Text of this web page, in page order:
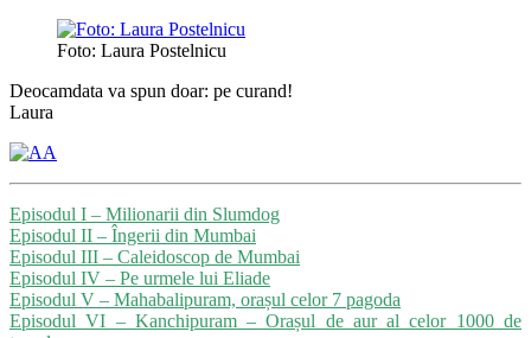
Foto: Laura Postelnicu
Deocamdata va spun doar: pe curand!
Laura
Episodul I – Milionarii din Slumdog
Episodul II – Îngerii din Mumbai
Episodul III – Caleidoscop de Mumbai
Episodul IV – Pe urmele lui Eliade
Episodul V – Mahabalipuram, orașul celor 7 pagoda
Episodul VI – Kanchipuram – Orașul de aur al celor 1000 de